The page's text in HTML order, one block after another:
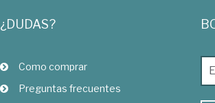
¿DUDAS?
Como comprar
Preguntas frecuentes